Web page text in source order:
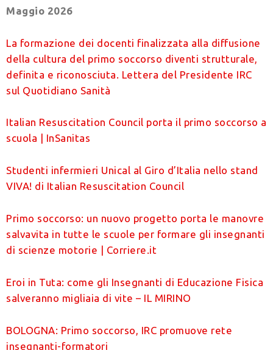
Maggio 2026
La formazione dei docenti finalizzata alla diffusione
della cultura del primo soccorso diventi strutturale,
definita e riconosciuta. Lettera del Presidente IRC
sul Quotidiano Sanità
Italian Resuscitation Council porta il primo soccorso a
scuola | InSanitas
Studenti infermieri Unical al Giro d’Italia nello stand
VIVA! di Italian Resuscitation Council
Primo soccorso: un nuovo progetto porta le manovre
salvavita in tutte le scuole per formare gli insegnanti
di scienze motorie | Corriere.it
Eroi in Tuta: come gli Insegnanti di Educazione Fisica
salveranno migliaia di vite – IL MIRINO
BOLOGNA: Primo soccorso, IRC promuove rete
insegnanti-formatori